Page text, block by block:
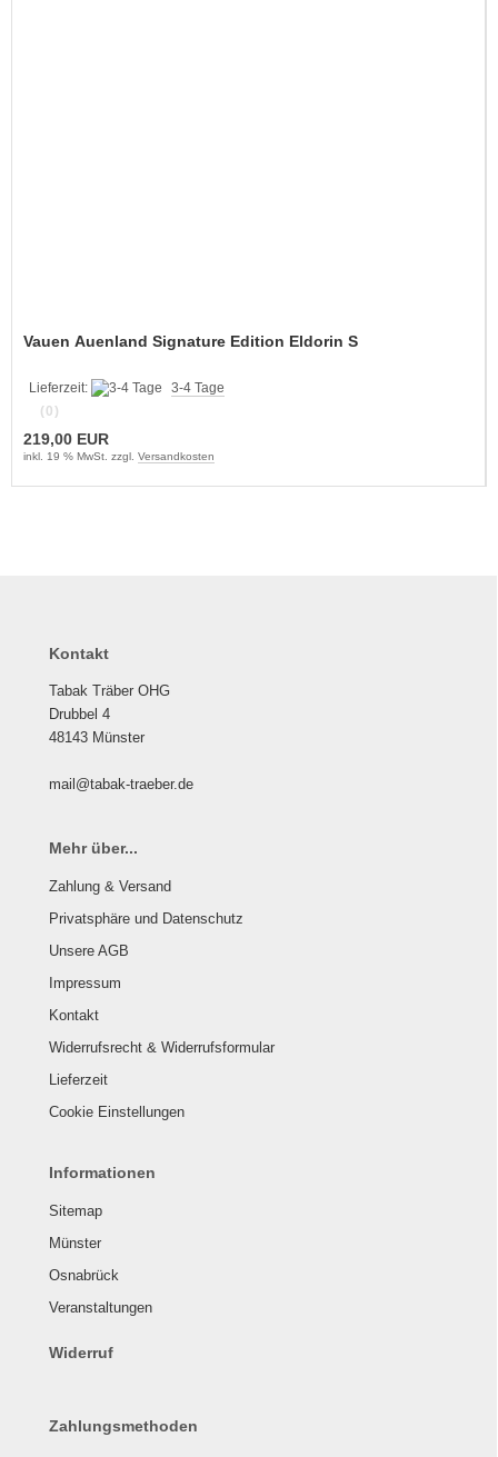
Vauen Auenland Signature Edition Eldorin S
Lieferzeit:
3-4 Tage
(0)
219,00 EUR
inkl. 19 % MwSt. zzgl. Versandkosten
Kontakt
Tabak Träber OHG
Drubbel 4
48143 Münster
mail@tabak-traeber.de
Mehr über...
Zahlung & Versand
Privatsphäre und Datenschutz
Unsere AGB
Impressum
Kontakt
Widerrufsrecht & Widerrufsformular
Lieferzeit
Cookie Einstellungen
Informationen
Sitemap
Münster
Osnabrück
Veranstaltungen
Widerruf
Zahlungsmethoden